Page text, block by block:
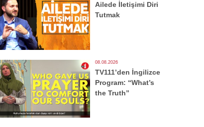
Ailede İletişimi Diri
Tutmak
08.08.2026
TV111’den İngilizce
Program: “What’s
the Truth”